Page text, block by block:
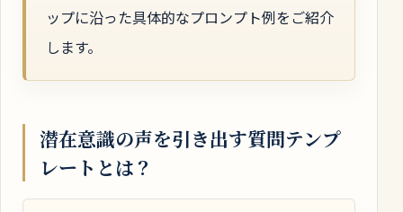
ップに沿った具体的なプロンプト例をご紹介
します。
潜在意識の声を引き出す質問テンプ
レートとは？